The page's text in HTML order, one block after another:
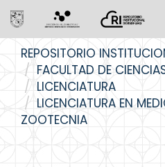
navigation
REPOSITORIO
FACULTAD DE
LICENCIATURA
LICENCIATURA EN
ZOOTECNIA